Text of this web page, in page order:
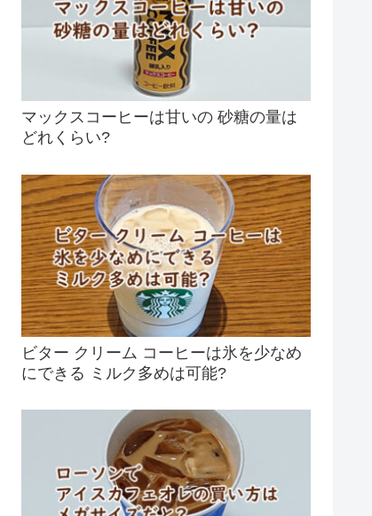
マックスコーヒーは甘いの 砂糖の量は
どれくらい?
ビター クリーム コーヒーは氷を少なめ
にできる ミルク多めは可能?